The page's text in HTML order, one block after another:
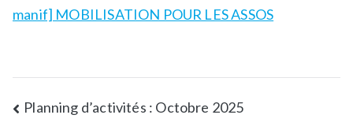
manif] MOBILISATION POUR LES ASSOS
Planning d’activités : Octobre 2025